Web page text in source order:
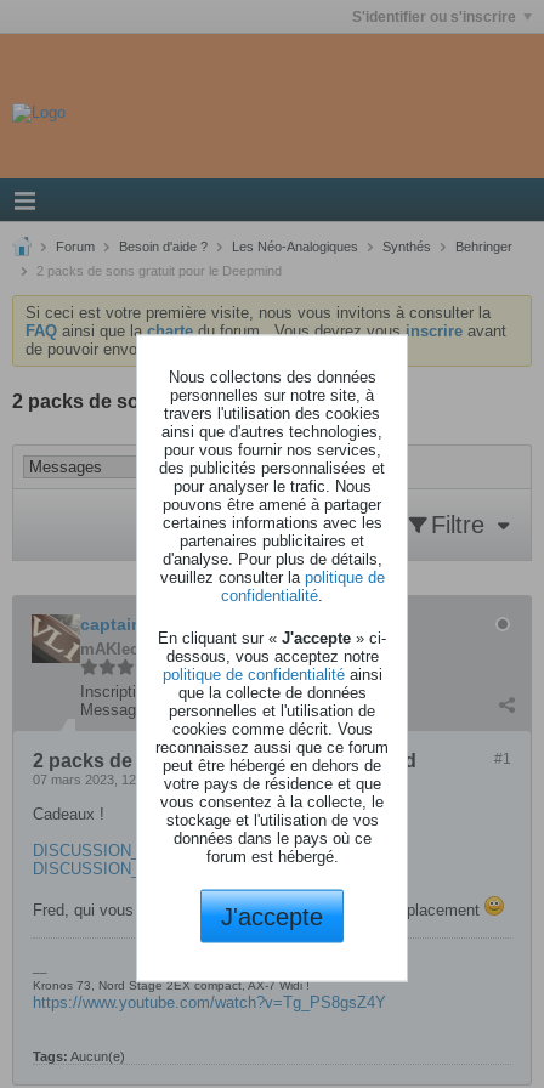
S'identifier ou s'inscrire
Forum Besoin d'aide ? Les Néo-Analogiques Synthés
Behringer
2 packs de sons gratuit pour le Deepmind
Si ceci est votre première visite, nous vous invitons à consulter la
FAQ ainsi que lachartedu forum . Vous devrez vousinscrire avant
de pouvoir envoyer des messages.
2 packs de sons gratuit pour le Deepmind
Filtre
captain.cookie
mAKleod
Inscription:
juillet 2006
Messages:
5550
#1
2 packs de sons gratuit pour le Deepmind
07 mars 2023, 12h18
Cadeaux !
DISCUSSION_1674123487994.zip
DISCUSSION_1674123377509.zip
Fred, qui vous demandera qq extraits MP3 pour le déplacement
Kronos 73, Nord Stage 2EX compact, AX-7 Widi !
https://www.youtube.com/watch?v=Tg_PS8gsZ4Y
Tags: Aucun(e)
Nous collectons des données
personnelles sur notre site, à
travers l'utilisation des cookies
ainsi que d'autres technologies,
pour vous fournir nos services,
des publicités personnalisées et
pour analyser le trafic. Nous
pouvons être amené à partager
certaines informations avec les
partenaires publicitaires et
d'analyse. Pour plus de détails,
veuillez consulter la politique de
confidentialité
En cliquant sur « J'accepte » ci-
dessous, vous acceptez notre
politique de confidentialitéainsi
que la collecte de données
personnelles et l'utilisation de
cookies comme décrit. Vous
reconnaissez aussi que ce forum
peut être hébergé en dehors de
votre pays de résidence et que
vous consentez à la collecte, le
stockage et l'utilisation de vos
données dans le pays où ce
forum est hébergé.
J'accepte